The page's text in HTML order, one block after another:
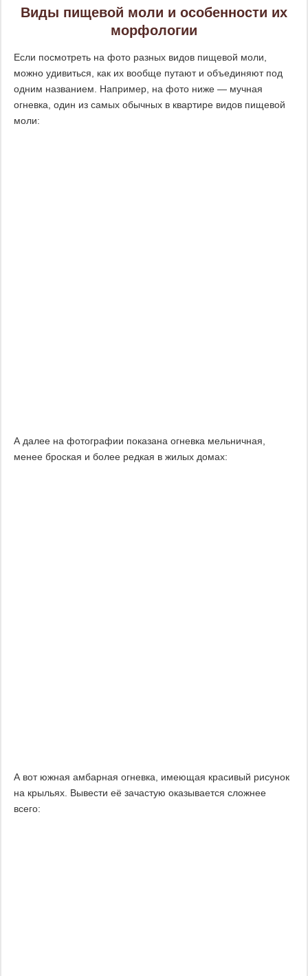
Виды пищевой моли и особенности их
морфологии
Если посмотреть на фото разных видов пищевой моли,
можно удивиться, как их вообще путают и объединяют под
одним названием. Например, на фото ниже — мучная
огневка, один из самых обычных в квартире видов пищевой
моли:
А далее на фотографии показана огневка мельничная,
менее броская и более редкая в жилых домах:
А вот южная амбарная огневка, имеющая красивый рисунок
на крыльях. Вывести её зачастую оказывается сложнее
всего: